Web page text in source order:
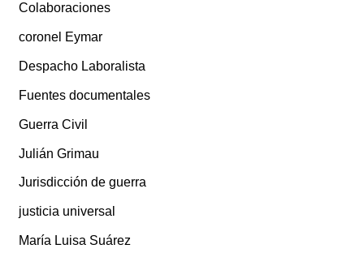
Colaboraciones
coronel Eymar
Despacho Laboralista
Fuentes documentales
Guerra Civil
Julián Grimau
Jurisdicción de guerra
justicia universal
María Luisa Suárez